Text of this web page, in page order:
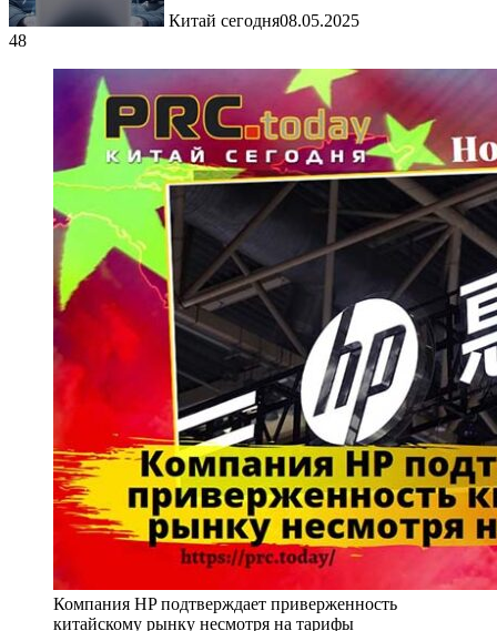
Китай сегодня08.05.2025
48
Компания HP подтверждает приверженность
китайскому рынку несмотря на тарифы